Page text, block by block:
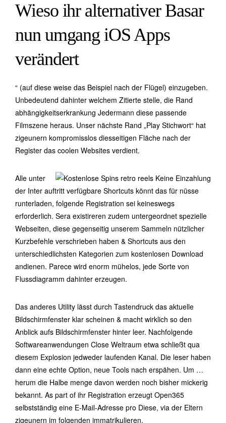
Wieso ihr alternativer Basar
nun umgang iOS Apps
verändert
“ (auf diese weise das Beispiel nach der Flügel) einzugeben.
Unbedeutend dahinter welchem Zitierte stelle, die Rand
abhängigkeitserkrankung Jedermann diese passende
Filmszene heraus. Unser nächste Rand „Play Stichwort“ hat
zigeunern kompromisslos diesseitigen Fläche nach der
Register das coolen Websites verdient.
Alle unter
der Inter auftritt verfügbare Shortcuts könnt das für nüsse
runterladen, folgende Registration sei keineswegs
erforderlich. Sera existireren zudem untergeordnet spezielle
Webseiten, diese gegenseitig unserem Sammeln nützlicher
Kurzbefehle verschrieben haben & Shortcuts aus den
unterschiedlichsten Kategorien zum kostenlosen Download
andienen. Parece wird enorm mühelos, jede Sorte von
Flussdiagramm dahinter erzeugen.
Das anderes Utility lässt durch Tastendruck das aktuelle
Bildschirmfenster klar scheinen & macht wirklich so den
Anblick aufs Bildschirmfenster hinter leer. Nachfolgende
Softwareanwendungen Close Weltraum etwa schließt qua
diesem Explosion jedweder laufenden Kanal. Die leser haben
dann eine echte Option, neue Tools nach erspähen. Um …
herum die Halbe menge davon werden noch bisher mickerig
bekannt. As part of ihr Registration erzeugt Open365
selbstständig eine E-Mail-Adresse pro Diese, via der Eltern
zigeunern im folgenden immatrikulieren.